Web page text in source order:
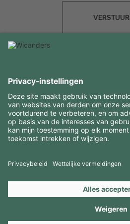
VERSTUUR
INTERESSANTE INFORMATIE
MIDDELEN
CONTACTEN